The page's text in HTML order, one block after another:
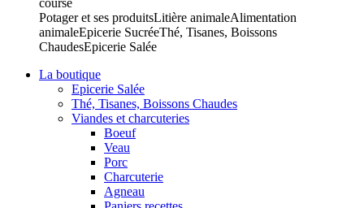
course
Potager et ses produitsLitière animaleAlimentation
animaleEpicerie SucréeThé, Tisanes, Boissons
ChaudesEpicerie Salée
La boutique
Epicerie Salée
Thé, Tisanes, Boissons Chaudes
Viandes et charcuteries
Boeuf
Veau
Porc
Charcuterie
Agneau